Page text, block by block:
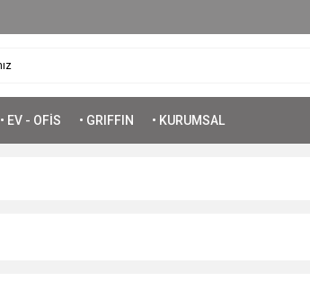
• EV - OFİS • GRIFFIN • KURUMSAL